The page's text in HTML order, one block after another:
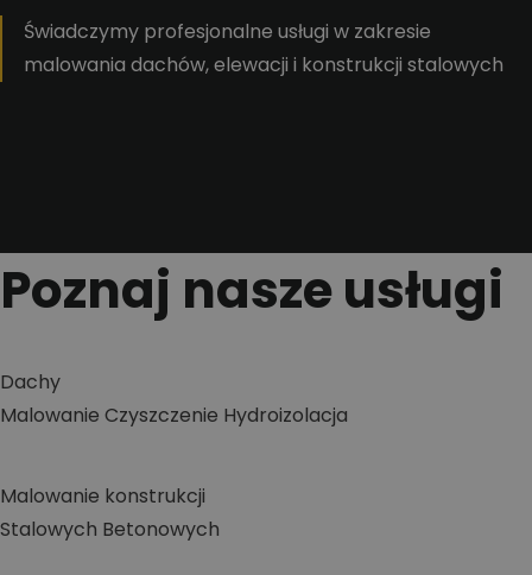
Świadczymy profesjonalne usługi w zakresie
malowania dachów, elewacji i konstrukcji stalowych
Poznaj nasze usługi
Dachy
Malowanie Czyszczenie Hydroizolacja
Malowanie konstrukcji
Stalowych Betonowych